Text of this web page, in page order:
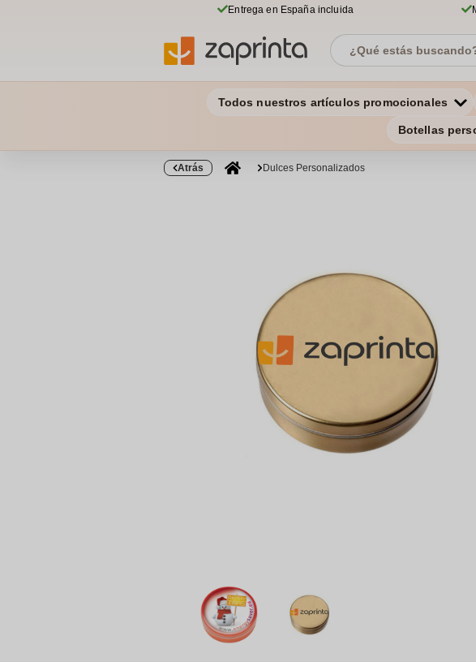
Entrega en España incluida
Todos nuestros artículos promocionales
Botellas
Atrás Dulces Personalizados